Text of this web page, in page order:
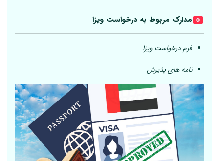
مدارک مربوط به درخواست ویزا
فرم درخواست ویزا
نامه های پذیرش